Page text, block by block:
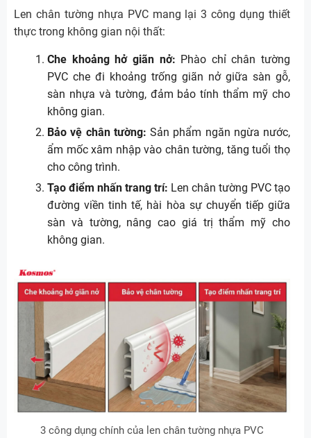
Len chân tường nhựa PVC mang lại 3 công dụng thiết
thực trong không gian nội thất:
Che khoảng hở giãn nở: Phào chỉ chân tường
PVC che đi khoảng trống giãn nở giữa sàn gỗ,
sàn nhựa và tường, đảm bảo tính thẩm mỹ cho
không gian.
Bảo vệ chân tường: Sản phẩm ngăn ngừa nước,
ẩm mốc xâm nhập vào chân tường, tăng tuổi thọ
cho công trình.
Tạo điểm nhấn trang trí: Len chân tường PVC tạo
đường viền tinh tế, hài hòa sự chuyển tiếp giữa
sàn và tường, nâng cao giá trị thẩm mỹ cho
không gian.
3 công dụng chính của len chân tường nhựa PVC